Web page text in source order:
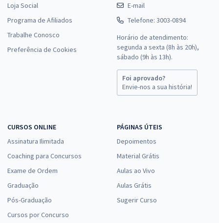
Loja Social
Programa de Afiliados
Trabalhe Conosco
Preferência de Cookies
E-mail
Telefone: 3003-0894
Horário de atendimento:
segunda a sexta (8h às 20h),
sábado (9h às 13h).
Foi aprovado?
Envie-nos a sua história!
CURSOS ONLINE
Assinatura Ilimitada
Coaching para Concursos
Exame de Ordem
Graduação
Pós-Graduação
Cursos por Concurso
PÁGINAS ÚTEIS
Depoimentos
Material Grátis
Aulas ao Vivo
Aulas Grátis
Sugerir Curso